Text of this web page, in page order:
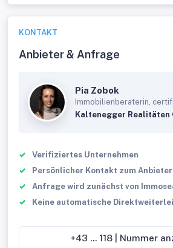
KONTAKT
Anbieter & Anfrage
Pia Zobok
Immobilienberaterin,
Kaltenegger Realitäten
Verifiziertes Unternehmen
Persönlicher Kontakt zum Anbieter
Anfrage wird zunächst von
Keine automatische
+43 ... 118 | Nummer